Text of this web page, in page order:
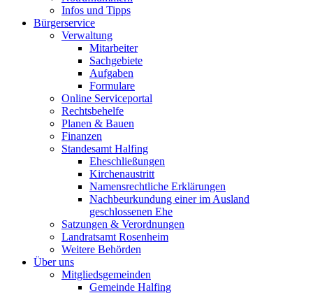
Infos und Tipps
Bürgerservice
Verwaltung
Mitarbeiter
Sachgebiete
Aufgaben
Formulare
Online Serviceportal
Rechtsbehelfe
Planen & Bauen
Finanzen
Standesamt Halfing
Eheschließungen
Kirchenaustritt
Namensrechtliche Erklärungen
Nachbeurkundung einer im Ausland
geschlossenen Ehe
Satzungen & Verordnungen
Landratsamt Rosenheim
Weitere Behörden
Über uns
Mitgliedsgemeinden
Gemeinde Halfing